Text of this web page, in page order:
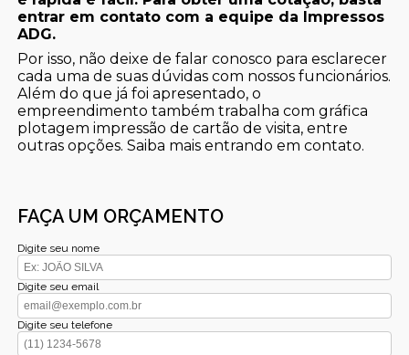
entrar em contato com a equipe da Impressos
ADG.
Por isso, não deixe de falar conosco para esclarecer
cada uma de suas dúvidas com nossos funcionários.
Além do que já foi apresentado, o
empreendimento também trabalha com gráfica
plotagem impressão de cartão de visita, entre
outras opções. Saiba mais entrando em contato.
FAÇA UM ORÇAMENTO
Digite seu nome
Digite seu email
Digite seu telefone